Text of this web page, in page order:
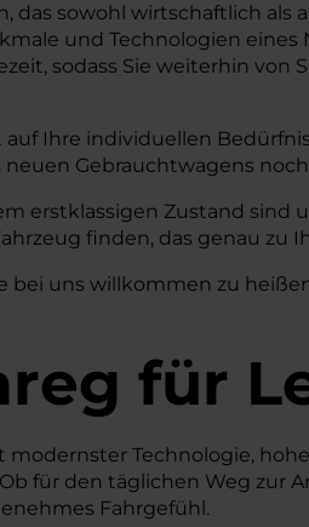
das sowohl wirtschaftlich als
und Technologien eines
sodass Sie weiterhin von
Ihre individuellen
Gebrauchtwagens
erstklassigen Zustand sind
finden, das genau zu
bei uns willkommen zu
für
modernster Technologie,
für den täglichen Weg zur
Fahrgefühl.